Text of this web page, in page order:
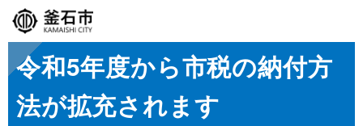
令和5年度から市税の納付方
法が拡充されます